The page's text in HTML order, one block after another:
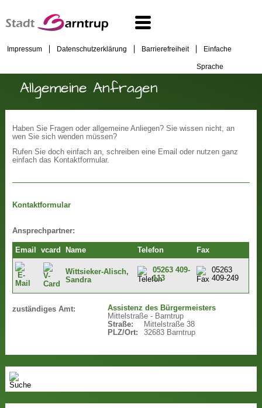
Impressum Datenschutzerklärung Barrierefreiheit Einfache
Sprache
Allgemeine Anfragen
Haben Sie Fragen oder allgemeine Anliegen? Sie wissen nicht, an
wen Sie sich wenden müssen?
Rufen Sie doch einfach an, schreiben eine Email oder nutzen ganz
einfach das Kontaktformular.
Kontaktformular
Ansprechpartner:
Email vcard Name Telefon Fax
Wittsieker-Alisch,
Sandra
05263 409-
113
05263
409-249
zuständiges Amt:
Assistenz des Bürgermeisters
Mittelstraße - Barntrup
Straße:
Mittelstraße 38
PLZ/Ort:
32683 Barntrup